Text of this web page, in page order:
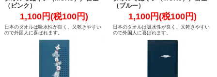
（ピンク）
1,100円(税100円)
日本のタオルは吸水性が良く、又乾きやすい
ので外国人に喜ばれます。
（ブルー）
1,100円(税100円)
日本のタオルは吸水性が良く、又乾きやすい
ので外国人に喜ばれます。